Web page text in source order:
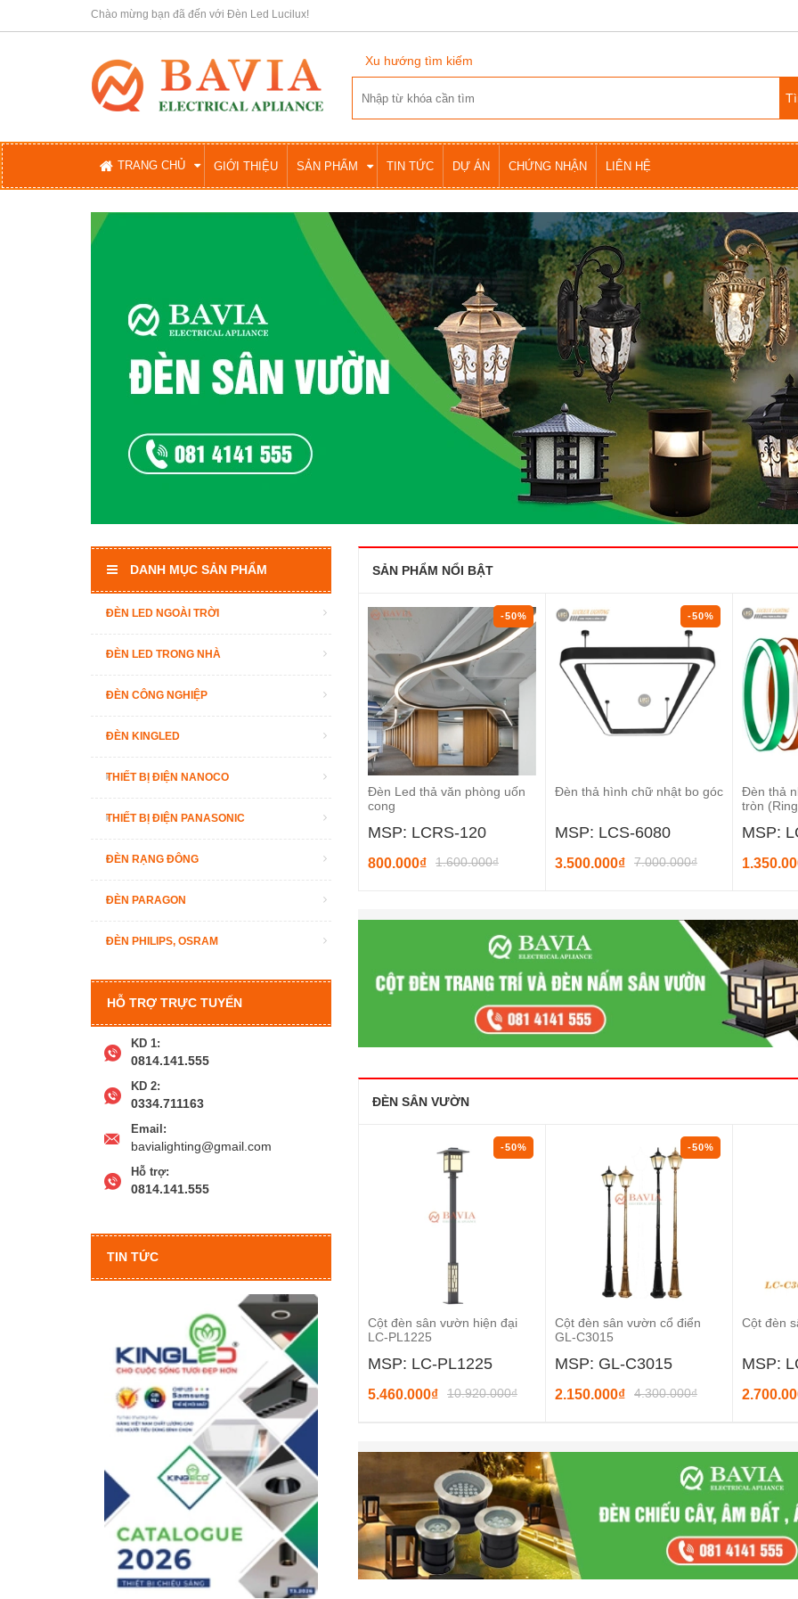
Chào mừng bạn đã đến với Đèn Led Lucilux!
Xu hướng tìm kiếm
TRANG CHỦ GIỚI THIỆU SẢN PHẨM TIN TỨC DỰ ÁN CHỨNG NHẬN LIÊN HỆ
DANH MỤC SẢN PHẨM
ĐÈN LED NGOÀI TRỜI
ĐÈN LED TRONG NHÀ
ĐÈN CÔNG NGHIỆP
ĐÈN KINGLED
THIẾT BỊ ĐIỆN NANOCO
THIẾT BỊ ĐIỆN PANASONIC
ĐÈN RẠNG ĐÔNG
ĐÈN PARAGON
ĐÈN PHILIPS, OSRAM
HỖ TRỢ TRỰC TUYẾN
KD 1:
0814.141.555
KD 2:
0334.711163
Email:
bavialighting@gmail.com
Hỗ trợ:
0814.141.555
TIN TỨC
SẢN PHẨM NỔI BẬT
-50%
5.000.000₫ 10.000.000₫
-50%
Đèn Led thả văn phòng uốn
1.600.000₫
-50%
Đèn thả hình chữ nhật bo góc
MSP: LCS-6080
3.500.000₫ 7.000.000₫
-50%
Đèn thả nhôm profile vòng
MSP: LCR-D600
1.350.000₫ 2.700.000₫
ĐÈN SÂN VƯỜN
-50%
Cột đèn sân vườn hiện đại
LC-PL1225
MSP: LC-PL1225
5.460.000₫ 10.920.000₫
-50%
Cột đèn sân vườn cổ điển
GL-C3015
MSP: GL-C3015
2.150.000₫ 4.300.000₫
Cột đèn
MSP: